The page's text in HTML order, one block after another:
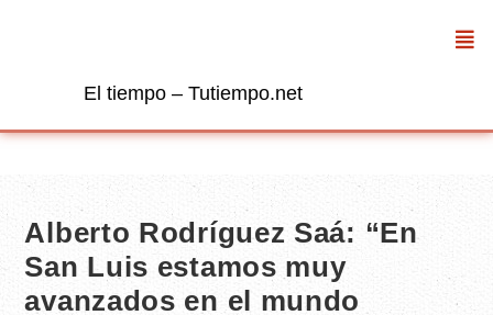
El tiempo – Tutiempo.net
Alberto Rodríguez Saá: “En
San Luis estamos muy
avanzados en el mundo